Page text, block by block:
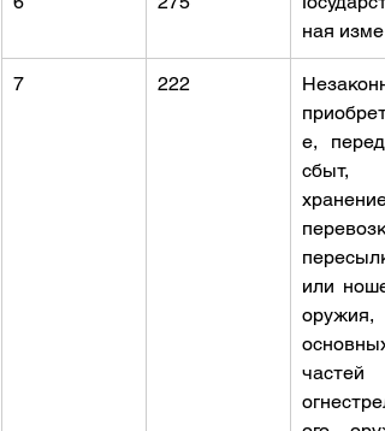
ная
7 222
е,
сбыт,
хранение,
или
оружия,
основных
частей